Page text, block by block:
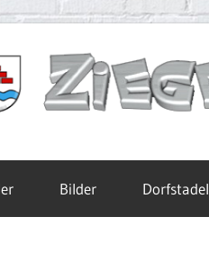
Bilder Dorfstadel